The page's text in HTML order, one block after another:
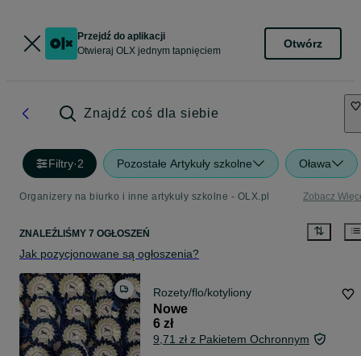
Przejdź do aplikacji
Otwieraj OLX jednym tapnięciem
Otwórz
Znajdź coś dla siebie
Filtry·2 Pozostałe Artykuły szkolne Oława
Organizery na biurko i inne artykuły szkolne - OLX.pl Zobacz
ZNALEŹLIŚMY 7 OGŁOSZEŃ
Jak pozycjonowane są ogłoszenia?
Rozety/flo/kotyliony
Nowe
6 zł
9,71 zł z Pakietem Ochronnym